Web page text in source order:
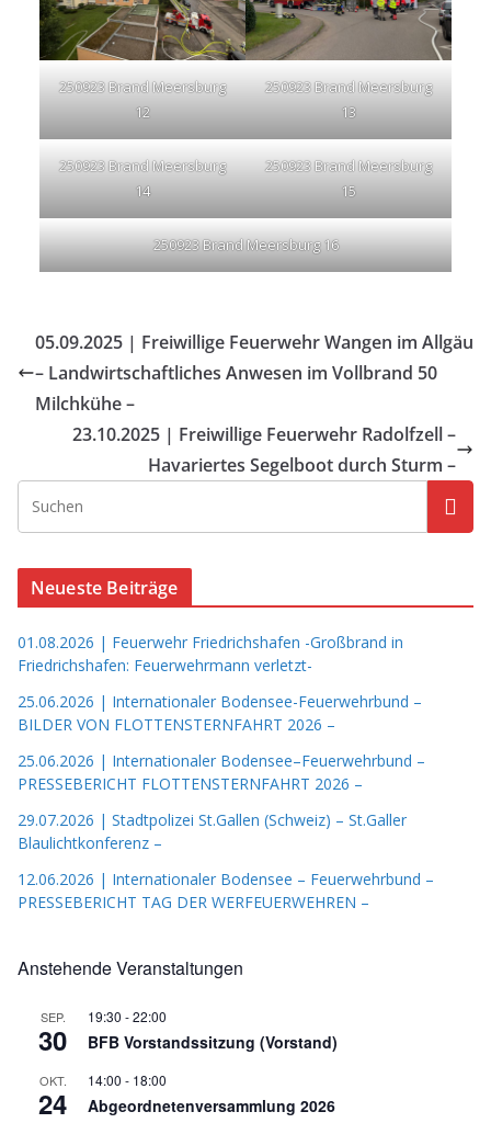
250923 Brand Meersburg
12
250923 Brand Meersburg
13
250923 Brand Meersburg
14
250923 Brand Meersburg
15
250923 Brand Meersburg 16
05.09.2025 | Freiwillige Feuerwehr Wangen im Allgäu
– Landwirtschaftliches Anwesen im Vollbrand 50
Milchkühe –
23.10.2025 | Freiwillige Feuerwehr Radolfzell –
Havariertes Segelboot durch Sturm –
Neueste Beiträge
01.08.2026 | Feuerwehr Friedrichshafen -Großbrand in
Friedrichshafen: Feuerwehrmann verletzt-
25.06.2026 | Internationaler Bodensee-Feuerwehrbund –
BILDER VON FLOTTENSTERNFAHRT 2026 –
25.06.2026 | Internationaler Bodensee–Feuerwehrbund –
PRESSEBERICHT FLOTTENSTERNFAHRT 2026 –
29.07.2026 | Stadtpolizei St.Gallen (Schweiz) – St.Galler
Blaulichtkonferenz –
12.06.2026 | Internationaler Bodensee – Feuerwehrbund –
PRESSEBERICHT TAG DER WERFEUERWEHREN –
Anstehende Veranstaltungen
SEP.
30
19:30 -22:00
BFB Vorstandssitzung (Vorstand)
OKT.
24
14:00 - 18:00
Abgeordnetenversammlung 2026